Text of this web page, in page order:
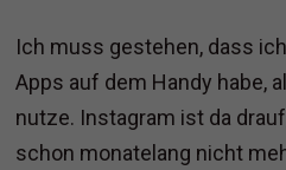
Ich muss gestehen, dass
Apps auf dem Handy habe,
nutze. Instagram ist da
schon monatelang nicht